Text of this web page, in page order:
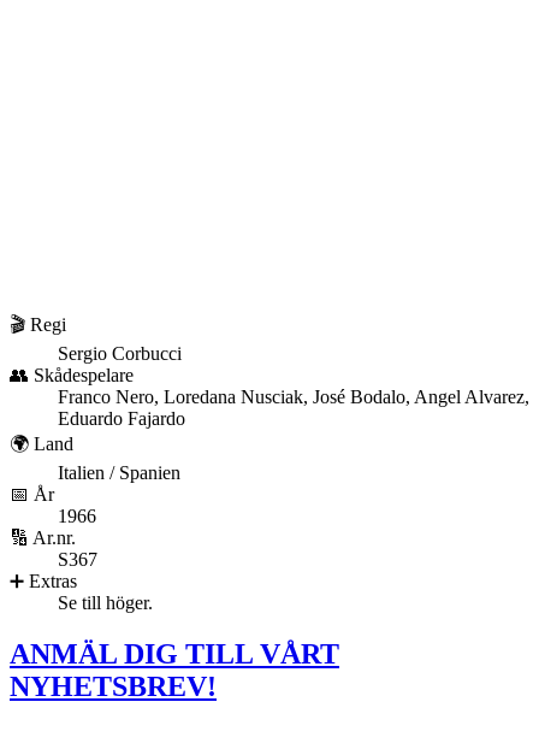
🎬 Regi
Sergio Corbucci
👥 Skådespelare
Franco Nero, Loredana Nusciak, José Bodalo, Angel Alvarez,
Eduardo Fajardo
🌍 Land
Italien / Spanien
📅 År
1966
🔢 Ar.nr.
S367
➕ Extras
Se till höger.
ANMÄL DIG TILL VÅRT
NYHETSBREV!